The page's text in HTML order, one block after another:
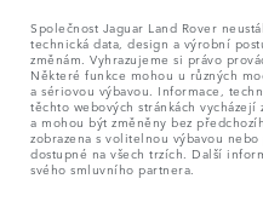
Společnost Jaguar Land Rover
technická data, design a výrobní
změnám. Vyhrazujeme si právo
Některé funkce mohou u různých
a sériovou výbavou. Informace,
těchto webových stránkách
a mohou být změněny bez
zobrazena s volitelnou výbavou
dostupné na všech trzích. Další
svého smluvního partnera.